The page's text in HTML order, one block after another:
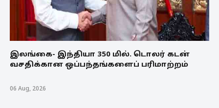
இலங்கை- இந்தியா 350 மில். டொலர் கடன்
வசதிக்கான ஒப்பந்தங்களைப் பரிமாற்றம்
06 Aug, 2026